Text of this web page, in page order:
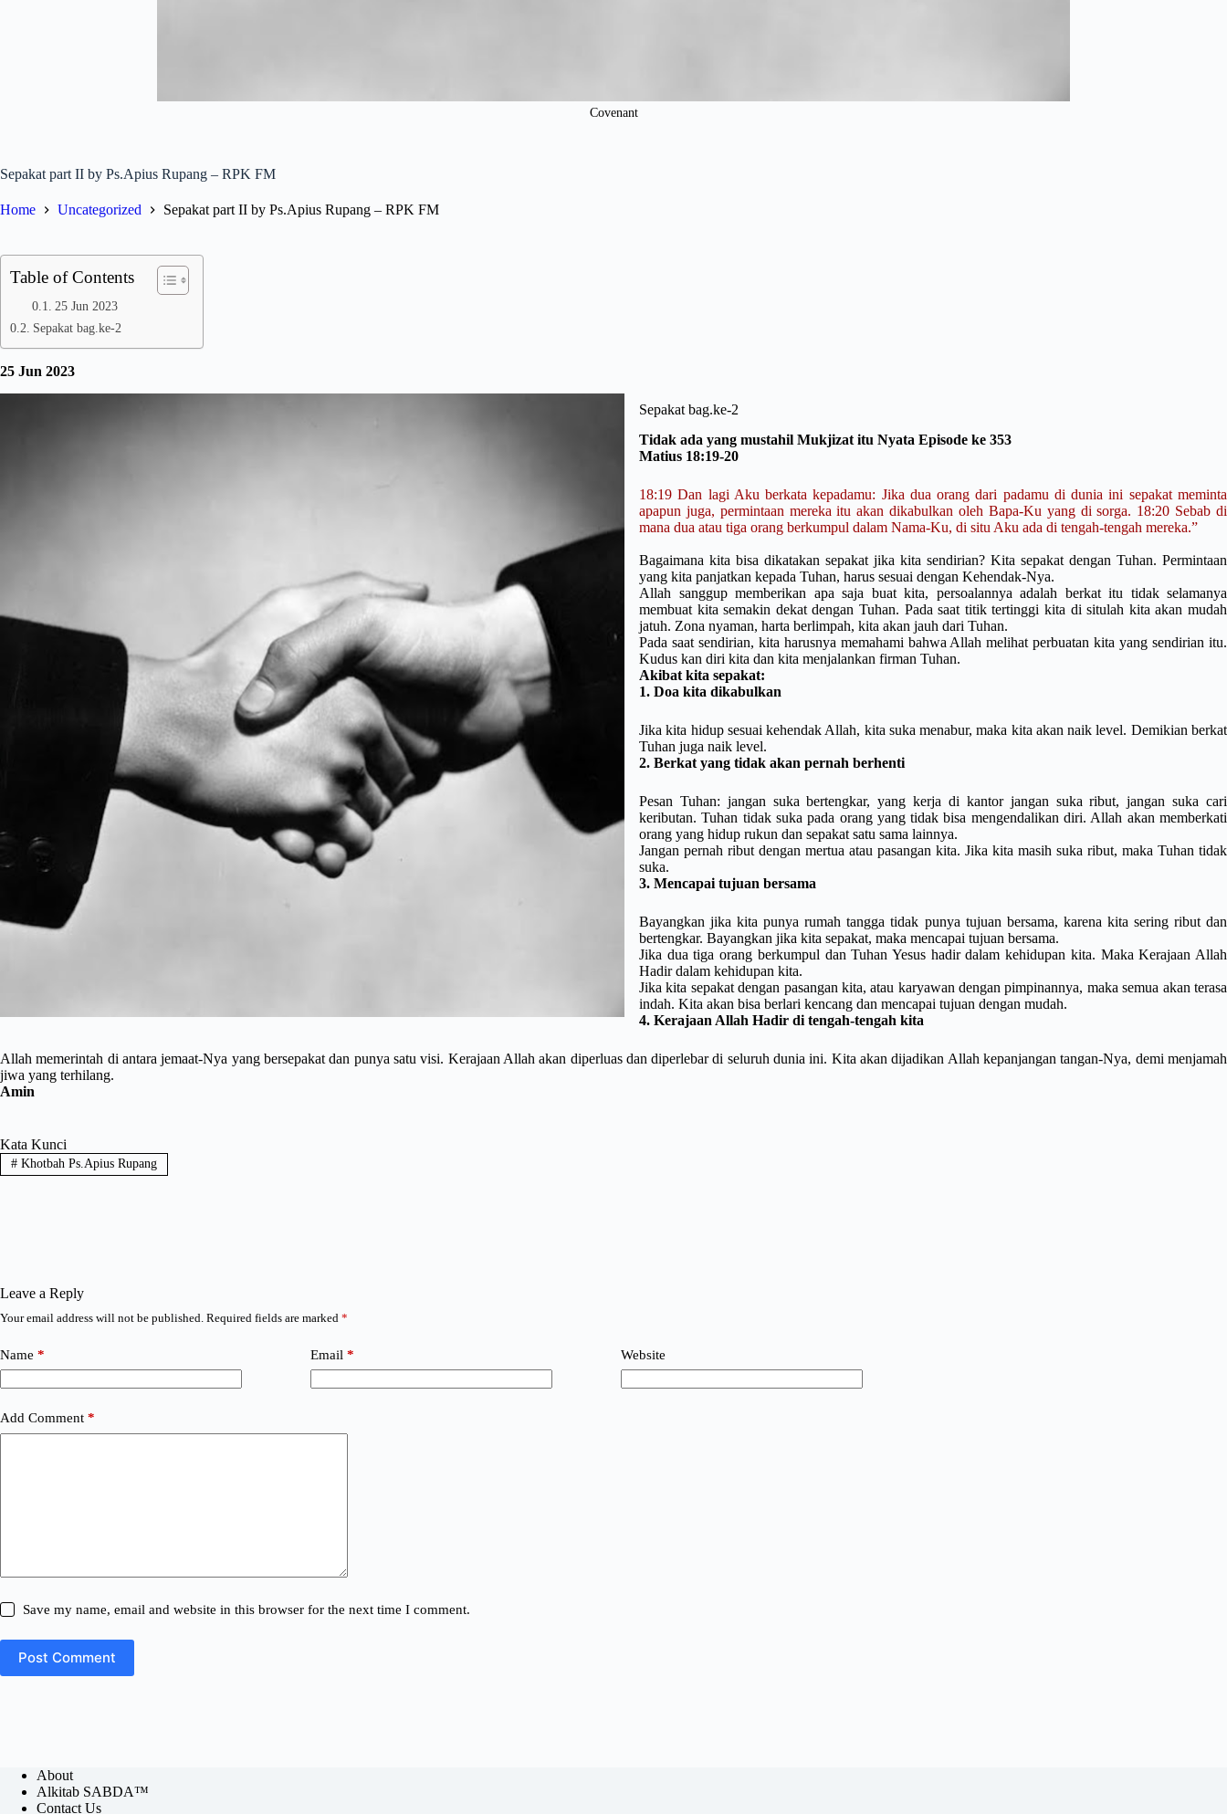
Covenant
Sepakat part II by Ps.Apius Rupang – RPK FM
Home Uncategorized Sepakat part II by Ps.Apius Rupang – RPK FM
Table of Contents
25 Jun 2023
Sepakat bag.ke-2
25 Jun 2023
Sepakat bag.ke-2
Tidak ada yang mustahil Mukjizat itu Nyata Episode ke 353
Matius 18:19-20
18:19 Dan lagi Aku berkata kepadamu: Jika dua orang dari padamu di dunia ini sepakat meminta
apapun juga, permintaan mereka itu akan dikabulkan oleh Bapa-Ku yang di sorga. 18:20 Sebab di
mana dua atau tiga orang berkumpul dalam Nama-Ku, di situ Aku ada di tengah-tengah mereka.”
Bagaimana kita bisa dikatakan sepakat jika kita sendirian? Kita sepakat dengan Tuhan. Permintaan
yang kita panjatkan kepada Tuhan, harus sesuai dengan Kehendak-Nya.
Allah sanggup memberikan apa saja buat kita, persoalannya adalah berkat itu tidak selamanya
membuat kita semakin dekat dengan Tuhan. Pada saat titik tertinggi kita di situlah kita akan mudah
jatuh. Zona nyaman, harta berlimpah, kita akan jauh dari Tuhan.
Pada saat sendirian, kita harusnya memahami bahwa Allah melihat perbuatan kita yang sendirian itu.
Kudus kan diri kita dan kita menjalankan firman Tuhan.
Akibat kita sepakat:
1. Doa kita dikabulkan
Jika kita hidup sesuai kehendak Allah, kita suka menabur, maka kita akan naik level. Demikian berkat
Tuhan juga naik level.
2. Berkat yang tidak akan pernah berhenti
Pesan Tuhan: jangan suka bertengkar, yang kerja di kantor jangan suka ribut, jangan suka cari
keributan. Tuhan tidak suka pada orang yang tidak bisa mengendalikan diri. Allah akan memberkati
orang yang hidup rukun dan sepakat satu sama lainnya.
Jangan pernah ribut dengan mertua atau pasangan kita. Jika kita masih suka ribut, maka Tuhan tidak
suka.
3. Mencapai tujuan bersama
Bayangkan jika kita punya rumah tangga tidak punya tujuan bersama, karena kita sering ribut dan
bertengkar. Bayangkan jika kita sepakat, maka mencapai tujuan bersama.
Jika dua tiga orang berkumpul dan Tuhan Yesus hadir dalam kehidupan kita. Maka Kerajaan Allah
Hadir dalam kehidupan kita.
Jika kita sepakat dengan pasangan kita, atau karyawan dengan pimpinannya, maka semua akan terasa
indah. Kita akan bisa berlari kencang dan mencapai tujuan dengan mudah.
4. Kerajaan Allah Hadir di tengah-tengah kita
Allah memerintah di antara jemaat-Nya yang bersepakat dan punya satu visi. Kerajaan Allah akan diperluas dan diperlebar di seluruh dunia ini. Kita akan dijadikan Allah kepanjangan tangan-Nya, demi menjamah
jiwa yang terhilang.
Amin
Kata Kunci
#Khotbah Ps.Apius Rupang
Leave a Reply
Your email address will not be published. Required fields are marked *
Name * Email * Website
Add Comment *
Save my name, email and website in this browser for the next time I comment.
Post Comment
About
Alkitab SABDA™
Contact Us